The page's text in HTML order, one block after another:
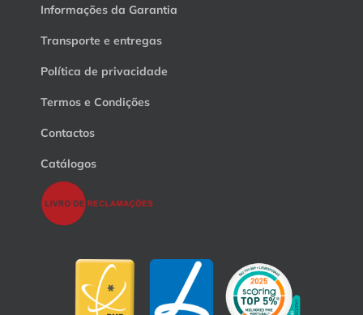
Informações da Garantia
Transporte e entregas
Política de privacidade
Termos e Condições
Contactos
Catálogos